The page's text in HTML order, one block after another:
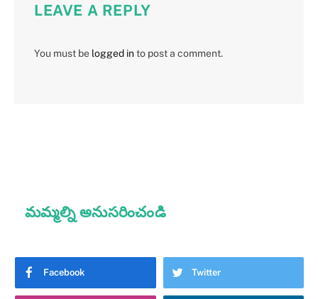
LEAVE A REPLY
You must be logged into post a comment.
మమ్మల్ని అనుసరించండి
Facebook Twitter